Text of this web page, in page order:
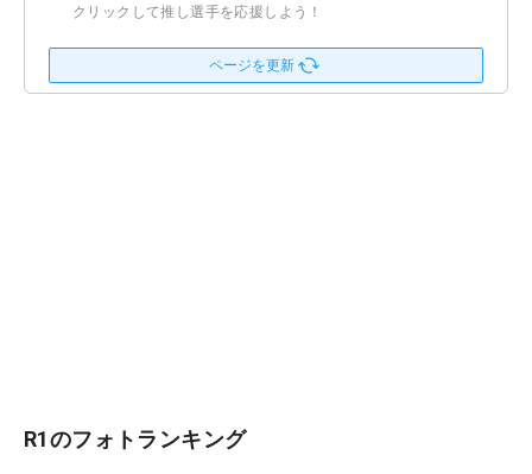
クリックして推し選手を応援しよう！
ページを更新
R1のフォトランキング